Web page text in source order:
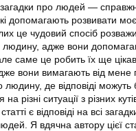
загадки про людей —
допомагають розвивати
це чудовий спосіб
людину, адже вони
саме це робить їх ще
вони вимагають від мене
де відповіді можуть
різні ситуації з різних
є відповіді на всі
Я вдячна автору цієї